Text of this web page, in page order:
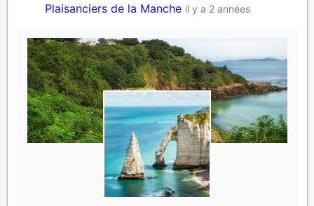
Plaisanciers de la Manche il y a 2 années